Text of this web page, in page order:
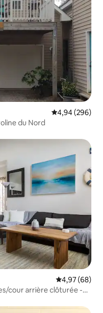
Évaluation
4,94 (296)
du Nord
Évaluation
4,97 (68)
cour arrière clôturée -